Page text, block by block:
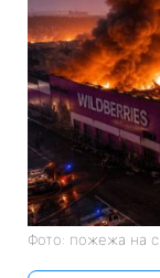
Фото: пожежа на